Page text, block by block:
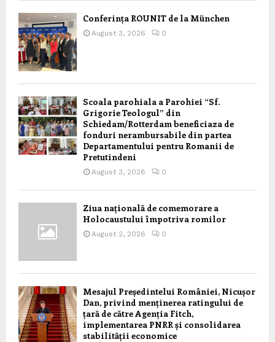
Conferința ROUNIT de la München
August 3, 2026 0
Scoala parohiala a Parohiei “Sf.
Grigorie Teologul” din
Schiedam/Rotterdam beneficiaza de
fonduri nerambursabile din partea
Departamentului pentru Romanii de
Pretutindeni
August 3, 2026 0
Ziua națională de comemorare a
Holocaustului împotriva romilor
August 2, 2026 0
Mesajul Președintelui României, Nicușor
Dan, privind menținerea ratingului de
țară de către Agenția Fitch,
implementarea PNRR și consolidarea
stabilității economice